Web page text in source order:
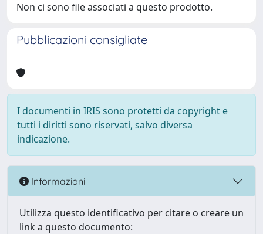
Non ci sono file associati a questo prodotto.
Pubblicazioni consigliate
I documenti in IRIS sono protetti da copyright e
tutti i diritti sono riservati, salvo diversa
indicazione.
Informazioni
Utilizza questo identificativo per citare o creare un
link a questo documento: